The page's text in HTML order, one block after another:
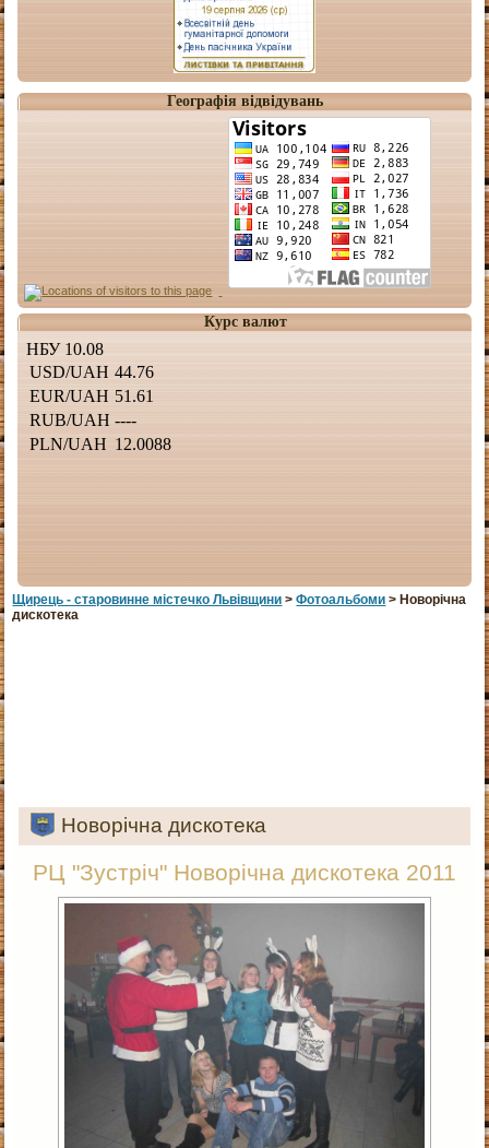
Географія відвідувань
Курс валют
Щирець - старовинне мiстечко Львiвщини >Фотоальбоми > Новорічна
дискотека
Новорічна дискотека
РЦ "Зустріч" Новорічна дискотека 2011